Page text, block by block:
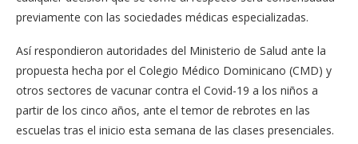
previamente con las sociedades médi­cas especializadas.
Así respondieron auto­ridades del Ministerio de Salud ante la
propuesta hecha por el Colegio Mé­dico Dominicano (CMD) y
otros sectores de vacunar contra el Covid-19 a los niños a
partir de los cinco años, ante el temor de re­brotes en las
escuelas tras el inicio esta semana de las clases presenciales.